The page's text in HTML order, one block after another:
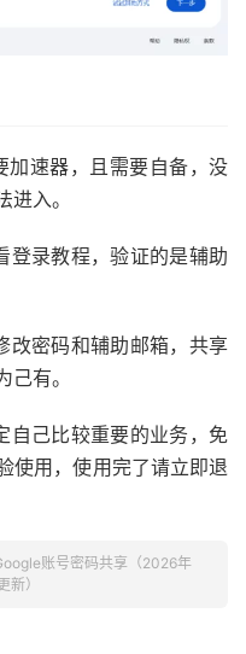
加速器，且需要自备，没
入。
登录教程，验证的是辅助
改密码和辅助邮箱，共享
有。
自己比较重要的业务，免
使用，使用完了请立即退
账号密码共享（2026年
新）